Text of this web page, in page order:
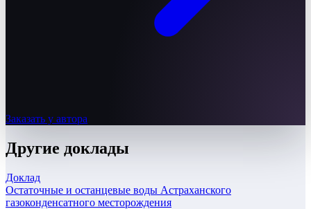
Заказать у автора
Другие доклады
Доклад
Остаточные и останцевые воды Астраханского
газоконденсатного месторождения